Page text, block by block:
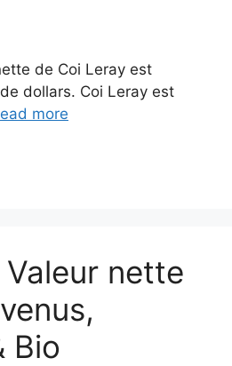
de Coi Leray est
dollars. Coi Leray est
more
nette
Bio